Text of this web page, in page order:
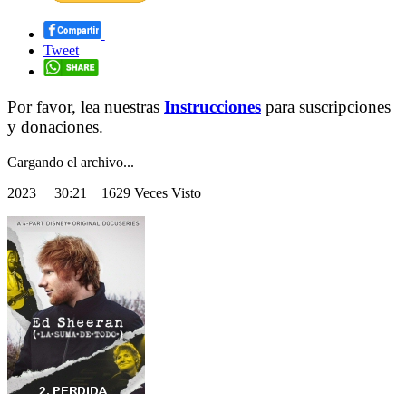
Tweet
Por favor, lea nuestras Instrucciones para suscripciones
y donaciones.
Cargando el archivo...
2023 30:21 1629 Veces Visto